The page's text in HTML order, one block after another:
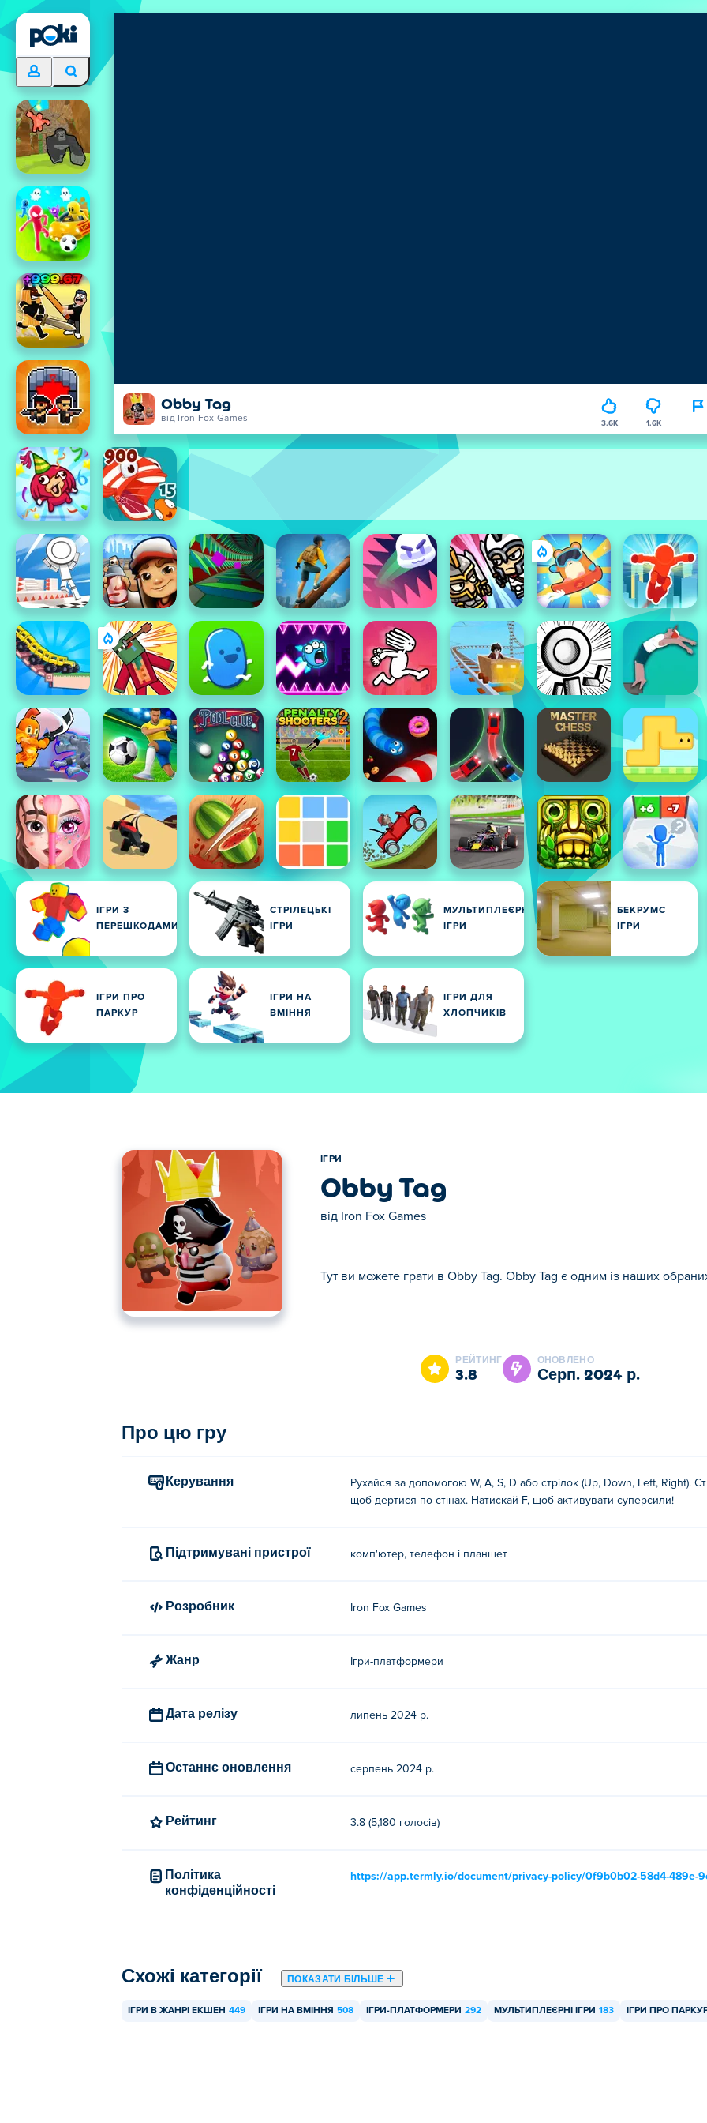
Obby Tag
від Iron Fox Games 3.6K 1.6K
ІГРИ З
ПЕРЕШКОДАМИ
СТРІЛЕЦЬКІ
ІГРИ
МУЛЬТИПЛЕЄРНІ
ІГРИ
БЕКРУМС
ІГРИ
ІГРИ ПРО
ПАРКУР
ІГРИ НА
ВМІННЯ
ІГРИ ДЛЯ
ХЛОПЧИКІВ
ІГРИ
Obby Tag
від Iron Fox Games
Тут ви можете грати в Obby Tag. Obby Tag є одним із наших
Тут ви можете грати в Obby Tag. Obby Tag є одним із наших обраних .
РЕЙТИНГ
3.8
ОНОВЛЕНО
серп. 2024 р.
Про цю гру
Керування
Рухайся за допомогою W, A, S, D або стрілок (Up, Down, Left, Right).
щоб дертися по стінах. Натискай F, щоб активувати суперсили!
Підтримувані пристрої комп'ютер, телефон і планшет
Розробник Iron Fox Games
Жанр Ігри-платформери
Дата релізу липень 2024 р.
Останнє оновлення серпень 2024 р.
Рейтинг 3.8 (5,180 голосів)
Політика
конфіденційності
https://app.termly.io/document/privacy-policy/0f9b0b02-58d4-489e-
Схожі категорії ПОКАЗАТИ БІЛЬШЕ
ІГРИ В ЖАНРІ ЕКШЕН 449 ІГРИ НА ВМІННЯ 508 ІГРИ-ПЛАТФОРМЕРИ 292 МУЛЬТИПЛЕЄРНІ ІГРИ 183 ІГРИ ПРО